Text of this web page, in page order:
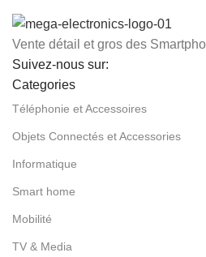
Vente détail et gros des
Suivez-nous sur:
Categories
Téléphonie et Accessoires
Objets Connectés et Accessories
Informatique
Smart home
Mobilité
TV & Media